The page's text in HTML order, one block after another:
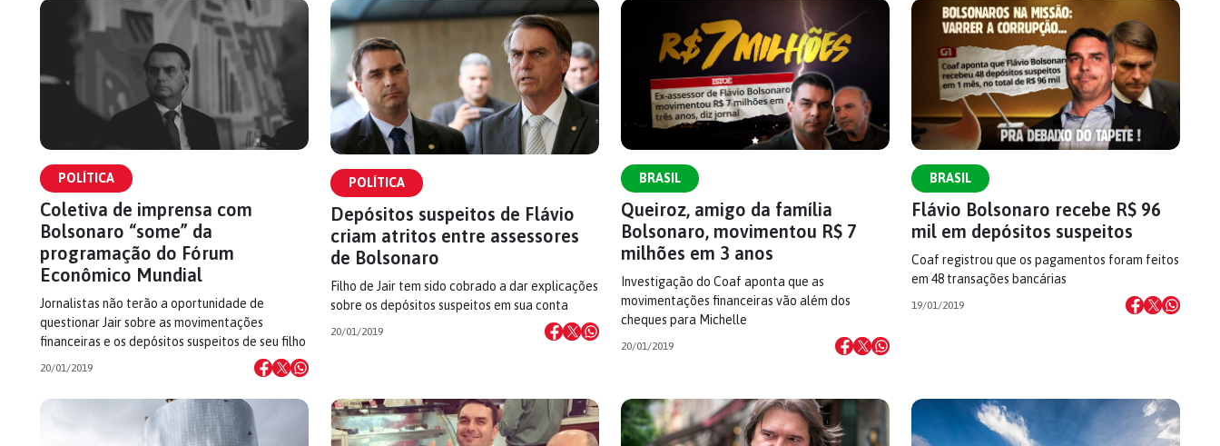
POLÍTICA
Coletiva de imprensa com
Bolsonaro “some” da
programação do Fórum
Econômico Mundial
Jornalistas não terão a oportunidade de
questionar Jair sobre as movimentações
financeiras e os depósitos suspeitos de seu filho
20/01/2019
POLÍTICA
Depósitos suspeitos de Flávio
criam atritos entre assessores
de Bolsonaro
Filho de Jair tem sido cobrado a dar explicações
sobre os depósitos suspeitos em sua conta
20/01/2019
BRASIL
Queiroz, amigo da família
Bolsonaro, movimentou R$ 7
milhões em 3 anos
Investigação do Coaf aponta que as
movimentações financeiras vão além dos
cheques para Michelle
20/01/2019
BRASIL
Flávio Bolsonaro recebe R$ 96
mil em depósitos suspeitos
Coaf registrou que os pagamentos foram feitos
em 48 transações bancárias
19/01/2019